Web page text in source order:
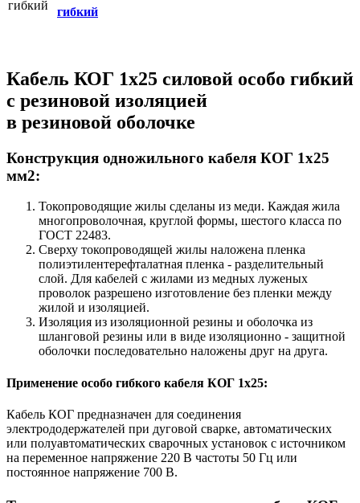
гибкий
Кабель КОГ 1х25 силовой особо гибкий
с резиновой изоляцией
в резиновой оболочке
Конструкция одножильного кабеля КОГ 1х25
мм2:
Токопроводящие жилы сделаны из меди. Каждая жила
многопроволочная, круглой формы, шестого класса по
ГОСТ 22483.
Сверху токопроводящей жилы наложена пленка
полиэтилентерефталатная пленка - разделительный
слой. Для кабелей с жилами из медных луженых
проволок разрешено изготовление без пленки между
жилой и изоляцией.
Изоляция из изоляционной резины и оболочка из
шланговой резины или в виде изоляционно - защитной
оболочки последовательно наложены друг на друга.
Применение особо гибкого кабеля КОГ 1х25:
Кабель КОГ предназначен для соединения
электрододержателей при дуговой сварке, автоматических
или полуавтоматических сварочных установок с источником
на переменное напряжение 220 В частоты 50 Гц или
постоянное напряжение 700 В.